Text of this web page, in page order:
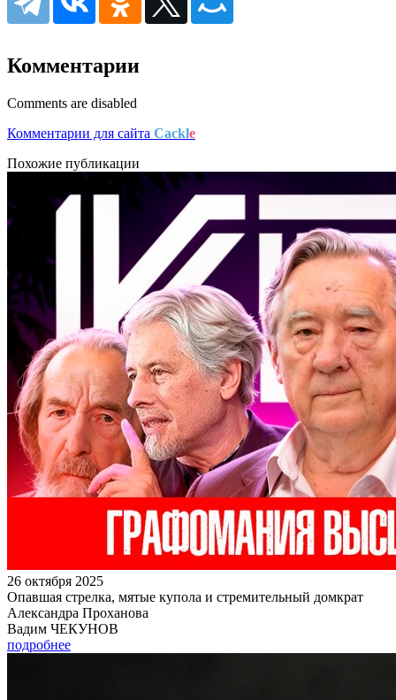
Комментарии
Comments are disabled
Комментарии для сайта Cackle
Похожие публикации
26 октября 2025
Опавшая стрелка, мятые купола и стремительный домкрат
Александра Проханова
Вадим ЧЕКУНОВ
подробнее